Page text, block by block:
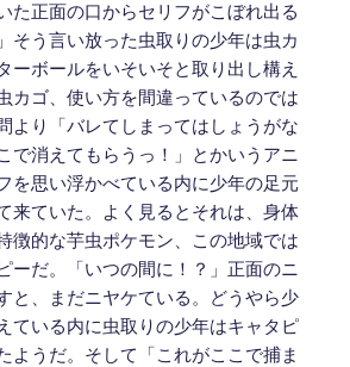
た正面の口からセリフがこぼれ出る
そう言い放った虫取りの少年は虫カ
ーボールをいそいそと取り出し構え
カゴ、使い方を間違っているのでは
より「バレてしまってはしょうがな
で消えてもらうっ！」とかいうアニ
を思い浮かべている内に少年の足元
来ていた。よく見るとそれは、身体
徴的な芋虫ポケモン、この地域では
ーだ。「いつの間に！？」正面のニ
と、まだニヤケている。どうやら少
ている内に虫取りの少年はキャタピ
ようだ。そして「これがここで捕ま